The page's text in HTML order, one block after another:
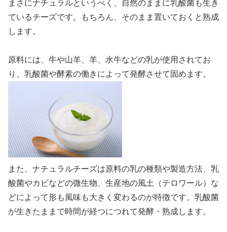
まさにナチュラルというべく、自然のままに乳酸菌も生き
ているチーズです。もちろん、そのまま置いておくと熟成
します。
原料には、牛や山羊、羊、水牛などの乳が使用されてお
り、乳酸菌や酵素の働きによって発酵させて固めます。
また、ナチュラルチーズは原料の乳の種類や製造方法、乳
酸菌やカビなどの微生物、生産地の風土（テロワール）な
どによって形も風味も大きく変わるのが特徴です。乳酸菌
が生きたままで時間が経つにつれて発酵・熟成します。